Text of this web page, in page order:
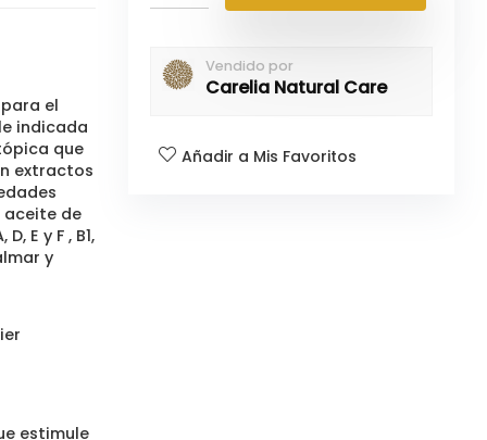
el
indicada
que
extractos
aceite de
E y F , B1,
y
estimule
Vendido por
Carelia Natural Care
Añadir a Mis Favoritos